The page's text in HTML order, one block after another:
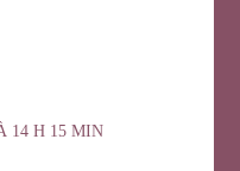
14 H 15 MIN